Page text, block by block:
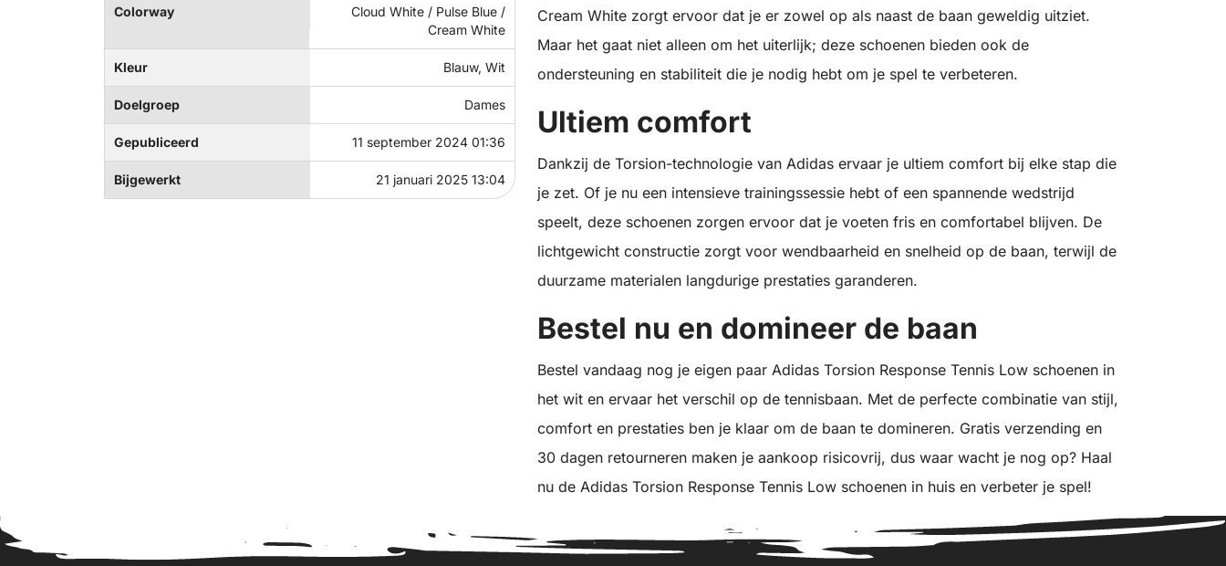
Colorway
Cloud White / Pulse Blue /
Cream White
Kleur Blauw, Wit
Doelgroep Dames
Gepubliceerd 11 september 2024 01:36
Bijgewerkt 21 januari 2025 13:04
Cream White zorgt ervoor dat je er zowel op als naast de baan geweldig uitziet.
Maar het gaat niet alleen om het uiterlijk; deze schoenen bieden ook de
ondersteuning en stabiliteit die je nodig hebt om je spel te verbeteren.
Ultiem comfort
Dankzij de Torsion-technologie van Adidas ervaar je ultiem comfort bij elke stap die
je zet. Of je nu een intensieve trainingssessie hebt of een spannende wedstrijd
speelt, deze schoenen zorgen ervoor dat je voeten fris en comfortabel blijven. De
lichtgewicht constructie zorgt voor wendbaarheid en snelheid op de baan, terwijl de
duurzame materialen langdurige prestaties garanderen.
Bestel nu en domineer de baan
Bestel vandaag nog je eigen paar Adidas Torsion Response Tennis Low schoenen in
het wit en ervaar het verschil op de tennisbaan. Met de perfecte combinatie van stijl,
comfort en prestaties ben je klaar om de baan te domineren. Gratis verzending en
30 dagen retourneren maken je aankoop risicovrij, dus waar wacht je nog op? Haal
nu de Adidas Torsion Response Tennis Low schoenen in huis en verbeter je spel!